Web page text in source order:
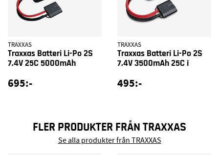
TRAXXAS
Traxxas Batteri Li-Po 2S
7.4V 25C 5000mAh
695:-
TRAXXAS
Traxxas Batteri Li-Po 2S
7.4V 3500mAh 25C i
495:-
FLER PRODUKTER FRÅN TRAXXAS
Se alla produkter från TRAXXAS